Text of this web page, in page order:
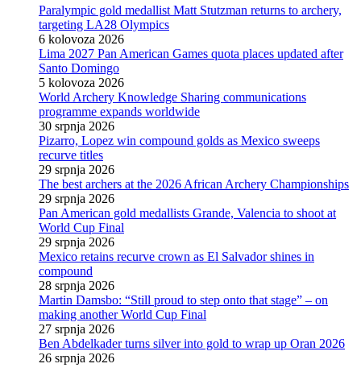
Paralympic gold medallist Matt Stutzman returns to archery,
targeting LA28 Olympics
6 kolovoza 2026
Lima 2027 Pan American Games quota places updated after
Santo Domingo
5 kolovoza 2026
World Archery Knowledge Sharing communications
programme expands worldwide
30 srpnja 2026
Pizarro, Lopez win compound golds as Mexico sweeps
recurve titles
29 srpnja 2026
The best archers at the 2026 African Archery Championships
29 srpnja 2026
Pan American gold medallists Grande, Valencia to shoot at
World Cup Final
29 srpnja 2026
Mexico retains recurve crown as El Salvador shines in
compound
28 srpnja 2026
Martin Damsbo: “Still proud to step onto that stage” – on
making another World Cup Final
27 srpnja 2026
Ben Abdelkader turns silver into gold to wrap up Oran 2026
26 srpnja 2026